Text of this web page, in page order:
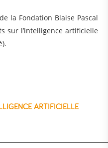
la Fondation Blaise Pascal
sur l’intelligence artificielle
ARTIFICIELLE